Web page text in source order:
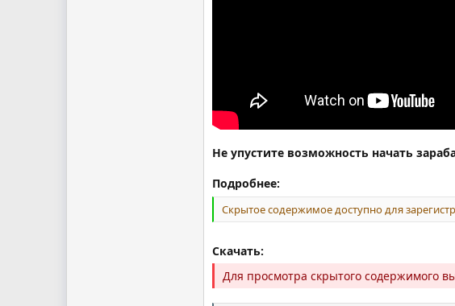
Не упустите возможность начать
Подробнее:
Скрытое содержимое доступно для
Скачать:
Для просмотра скрытого содержимого